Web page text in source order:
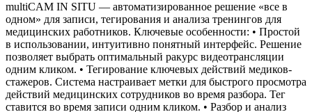
multiCAM IN SITU — автоматизированное решение «все в
одном» для записи, тегирования и анализа тренингов для
медицинских работников. Ключевые особенности: • Простой
в использовании, интуитивно понятный интерфейс. Решение
позволяет выбрать оптимальный ракурс видеотрансляции
одним кликом. • Тегирование ключевых действий медиков-
стажеров. Система настраивает метки для быстрого просмотра
действий медицинских сотрудников во время разбора. Тег
ставится во время записи одним кликом. • Разбор и анализ